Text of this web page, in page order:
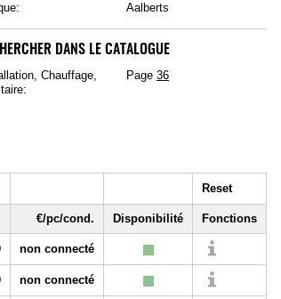
Aalberts
DANS LE CATALOGUE
Chauffage,
Page 36
Reset
€/pc/cond. Disponibilité Fonctions
non connecté
non connecté